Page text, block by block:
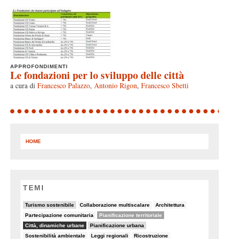
APPROFONDIMENTI
Le fondazioni per lo sviluppo delle città
a cura di Francesco Palazzo, Antonio Rigon, Francesco Sbetti
HOME
TEMI
Turismo sostenibile
18/90 Collaborazione multiscalare
5/90 Architettura
7/90
Partecipazione comunitaria
7/90 Pianificazione territoriale
48/90
Città, dinamiche urbane
81/90 Pianificazione urbana
22/90
Sostenibilità ambientale
5/90 Leggi regionali
5/90 Ricostruzione
7/90